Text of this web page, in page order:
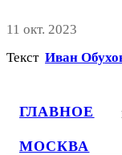
ГЛАВНОЕ
МОСКВА
11 окт. 2023
Текст Иван